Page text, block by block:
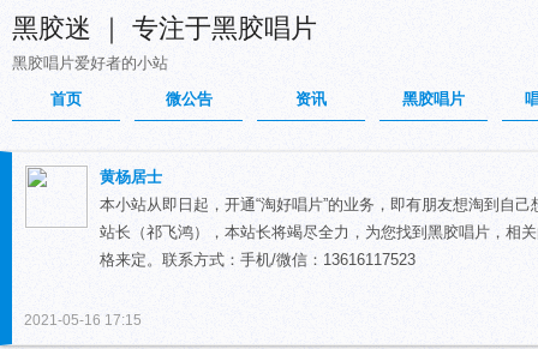
黑胶迷 ｜ 专注于黑胶唱片
黑胶唱片爱好者的小站
首页
微公告 资讯 黑胶唱片
黄杨居士
本小站从即日起，开通“淘好唱片”的业务，即有朋友想淘到自
站长（祁飞鸿），本站长将竭尽全力，为您找到黑胶唱片，相
格来定。联系方式：手机/微信：13616117523
2021-05-16 17:15